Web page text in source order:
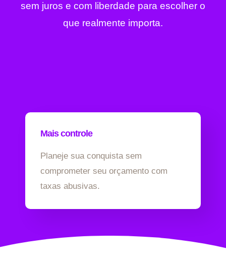
sem juros e com liberdade para escolher o
que realmente importa.
Mais controle
Planeje sua conquista sem
comprometer seu orçamento com
taxas abusivas.